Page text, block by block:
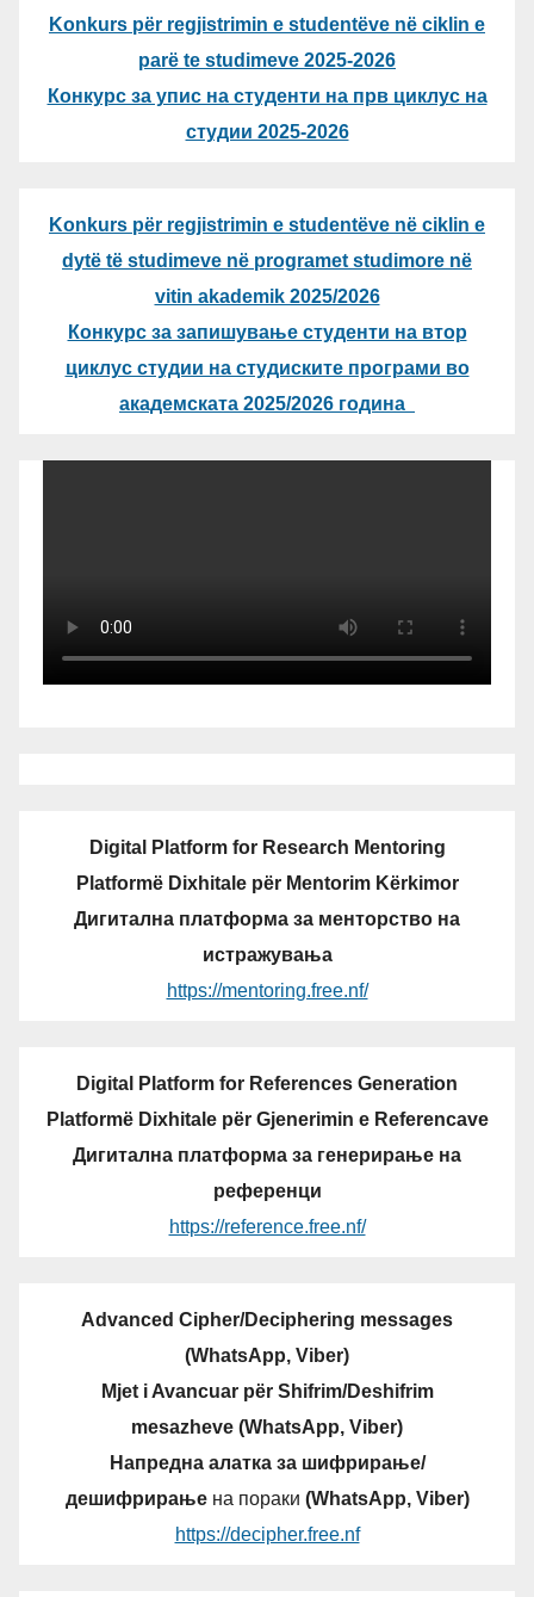
Konkurs për regjistrimin e studentëve në ciklin e
parë te studimeve 2025-2026
Конкурс за упис на студенти на прв циклус на
студии 2025-2026
Konkurs për regjistrimin e studentëve në ciklin e
dytë të studimeve në programet studimore në
vitin akademik 2025/2026
Конкурс за запишување студенти на втор
циклус студии на студиските програми во
академската 2025/2026 година
Digital Platform for Research Mentoring
Platformë Dixhitale për Mentorim Kërkimor
Дигитална платформа за менторство на
истражувања
https://mentoring.free.nf/
Digital Platform for References Generation
Platformë Dixhitale për Gjenerimin e Referencave
Дигитална платформа за генерирање на
референци
https://reference.free.nf/
Advanced Cipher/Deciphering messages
(WhatsApp, Viber)
Mjet i Avancuar për Shifrim/Deshifrim
mesazheve (WhatsApp, Viber)
Напредна алатка за шифрирање/
дешифрирањена пораки (WhatsApp, Viber)
https://decipher.free.nf